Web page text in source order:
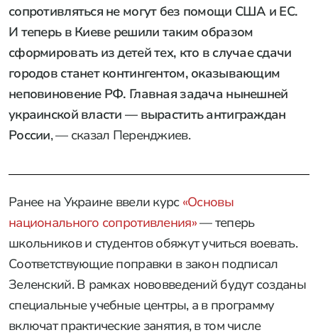
сопротивляться не могут без помощи США и ЕС.
И теперь в Киеве решили таким образом
сформировать из детей тех, кто в случае сдачи
городов станет контингентом, оказывающим
неповиновение РФ. Главная задача нынешней
украинской власти — вырастить антиграждан
России, — сказал Перенджиев.
Ранее на Украине ввели курс «Основы
национального сопротивления»— теперь
школьников и студентов обяжут учиться воевать.
Соответствующие поправки в закон подписал
Зеленский. В рамках нововведений будут созданы
специальные учебные центры, а в программу
включат практические занятия, в том числе